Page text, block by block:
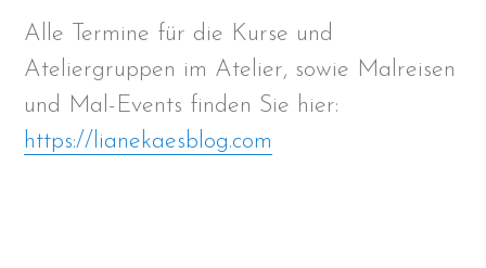
Alle Termine für die Kurse und
Ateliergruppen im Atelier, sowie Malreisen
und Mal-Events finden Sie hier:
https://lianekaesblog.com